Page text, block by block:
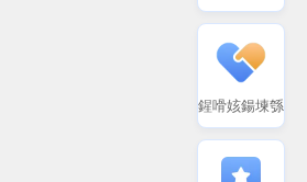
鍟嗗姟鍚堜綔